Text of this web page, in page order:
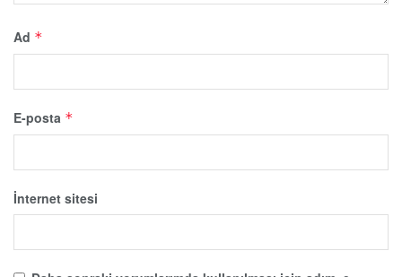
Ad *
E-posta *
İnternet sitesi